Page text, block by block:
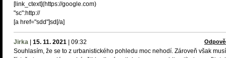
[link_сtext](https://google.com)
"sc":http://
[a href="sdd"]sd[/a]
Jirka 15. 11. 2021 09:32
Souhlasím, že se to z urbanistického pohledu moc nehodí. Zároveň však